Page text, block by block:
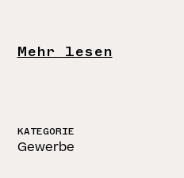
Mehr lesen
KATEGORIE
Gewerbe